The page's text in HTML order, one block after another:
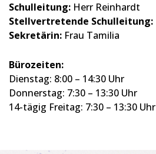
Schulleitung: Herr Reinhardt
Stellvertretende Schulleitung:
Sekretärin: Frau Tamilia
Bürozeiten:
Dienstag: 8:00 – 14:30 Uhr
Donnerstag: 7:30 – 13:30 Uhr
14-tägig Freitag: 7:30 – 13:30 Uhr